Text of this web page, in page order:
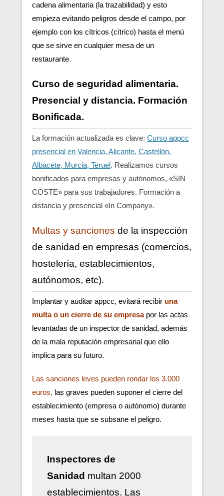
cadena alimentaria (la trazabilidad) y esto
empieza evitando peligros desde el campo, por
ejemplo con los cítricos (cítrico) hasta el menú
que se sirve en cualquier mesa de un
restaurante.
Curso de seguridad alimentaria.
Presencial y distancia. Formación
Bonificada.
La formación actualizada es clave: Curso appcc
presencial en Valencia, Alicante, Castellón,
Albacete, Murcia, Teruel. Realizamos cursos
bonificados para empresas y autónomos, «SIN
COSTE» para sus trabajadores. Formación a
distancia y presencial «In Company».
Multas y sanciones de la inspección
de sanidad en empresas (comercios,
hostelería, establecimientos,
autónomos, etc).
Implantar y auditar appcc, evitará recibir una
multa o un cierre de su empresa por las actas
levantadas de un inspector de sanidad, además
de la mala reputación empresarial que ello
implica para su futuro.
Las sanciones leves pueden rondar los 3.000
euros, las graves pueden suponer el cierre del
establecimiento (empresa o autónomo) durante
meses hasta que se subsane el peligro.
Inspectores de
Sanidad multan 2000
establecimientos. Las